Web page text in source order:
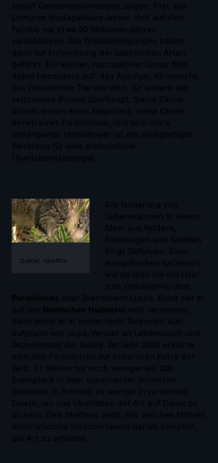
Insel? Genuntersuchungen zeigen: Fast alle
Lemuren Madagaskars lassen sich auf eine
Familie vor etwa 50 Millionen Jahren
zurückführen. Die Inselbedingungen haben
dann zur Entwicklung der zahlreichen Arten
geführt. Ein kleiner, nachtaktiver Lemur fällt
dabei besonders auf: das Aye-Aye, für manche
das hässlichste Tier der Welt, für andere der
seltsamste Primat überhaupt. Seine Zähne
ähneln denen eines Nagetiers, seine Ohren
denen einer Fledermaus, und sein stark
verlängerter Mittelfinger ist ein einzigartiges
Werkzeug für eine erstaunliche
Überlebensstrategie.
Quelle: rübefilm
Die Isolierung von
Lebensräumen in einem
Meer aus Feldern,
Siedlungen und Straßen
birgt Gefahren. Einer
europäischen Katzenart
wurde dies um ein Haar
zum Verhängnis: dem
Pardelluchs oder Iberischem Luchs. Einst war er
auf der Iberischen Halbinsel weit verbreitet,
dann starb er in immer mehr Regionen aus:
aufgrund von Jagd, Verlust an Lebensraum und
Dezimierung der Beute. Im Jahr 2002 erklärte
man den Pardelluchs zur seltensten Katze der
Welt. Es lebten nur noch weniger als 100
Exemplare in zwei voneinander isolierten
Gebieten in Freiheit: zu wenige in zu kleinen
Inseln, um das Überleben der Art auf Dauer zu
sichern. Dirk Steffens zeigt, mit welchen Mitteln
internationale Forscherteams darum kämpfen,
die Art zu erhalten.